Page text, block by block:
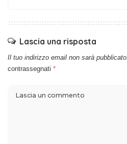
Lascia una risposta
Il tuo indirizzo email non sarà pubblicato.
contrassegnati *